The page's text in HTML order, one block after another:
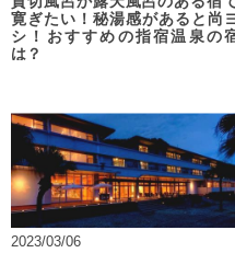
寛ぎたい！秘湯感があると尚
シ！おすすめの指宿温泉の
は？
2023/03/06